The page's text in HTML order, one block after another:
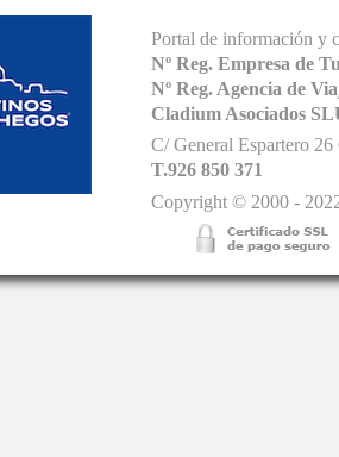
Portal de información y
Nº Reg. Empresa de
Nº Reg. Agencia de
Cladium Asociados
C/ General Espartero
T.926 850 371
Copyright © 2000 -